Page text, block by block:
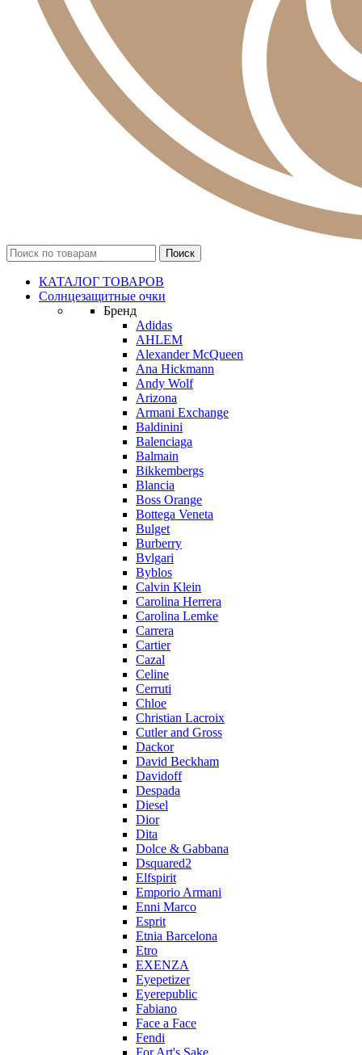
КАТАЛОГ ТОВАРОВ
Солнцезащитные очки
Бренд
Adidas
AHLEM
Alexander McQueen
Ana Hickmann
Andy Wolf
Arizona
Armani Exchange
Baldinini
Balenciaga
Balmain
Bikkembergs
Blancia
Boss Orange
Bottega Veneta
Bulget
Burberry
Bvlgari
Byblos
Calvin Klein
Carolina Herrera
Carolina Lemke
Carrera
Cartier
Cazal
Celine
Cerruti
Chloe
Christian Lacroix
Cutler and Gross
Dackor
David Beckham
Davidoff
Despada
Diesel
Dior
Dita
Dolce & Gabbana
Dsquared2
Elfspirit
Emporio Armani
Enni Marco
Esprit
Etnia Barcelona
Etro
EXENZA
Eyepetizer
Eyerepublic
Fabiano
Face a Face
Fendi
For Art's Sake